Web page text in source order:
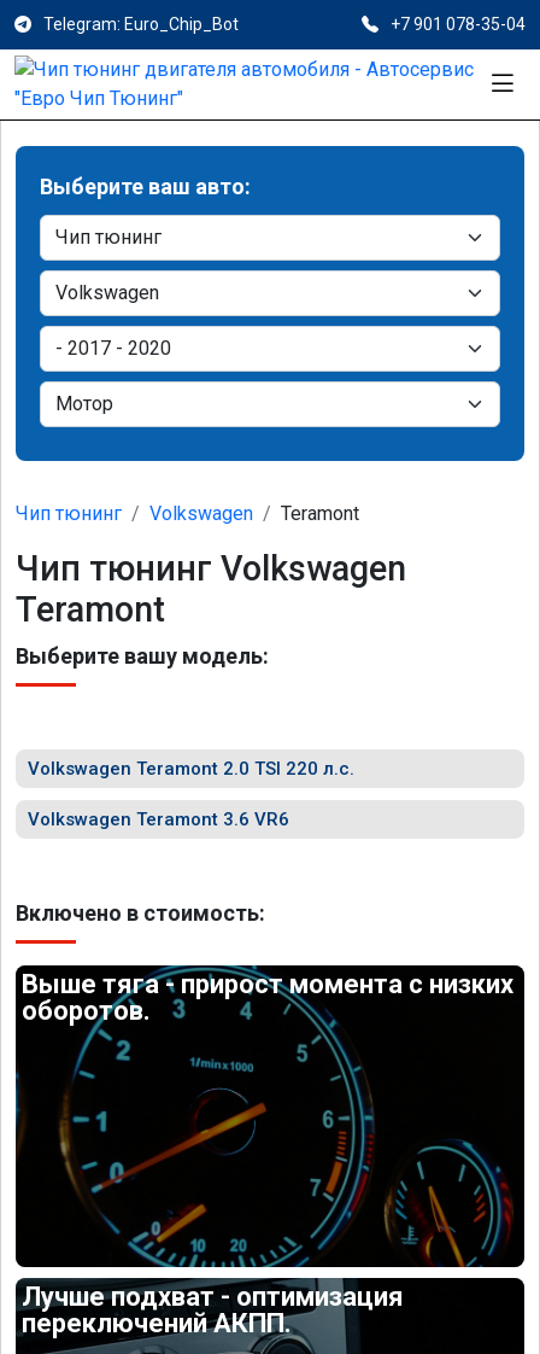
Telegram: Euro_Chip_Bot +7 901 078-35-04
Выберите ваш авто:
Чип тюнинг Volkswagen Teramont
Чип тюнинг Volkswagen
Teramont
Выберите вашу модель:
Volkswagen Teramont 2.0 TSI 220 л.с.
Volkswagen Teramont 3.6 VR6
Включено в стоимость:
Выше тяга - прирост момента с низких
оборотов.
Лучше подхват - оптимизация
переключений АКПП.